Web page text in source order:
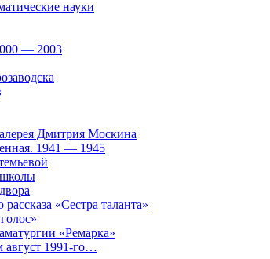
науки
— 2003
Дмитрия Москина
1941 — 1945
«Сестра таланта»
«Ремарка»
1991-го…